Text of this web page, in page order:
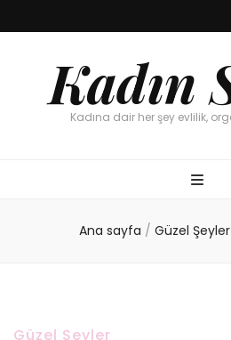
Kadın
Kadına dair her şey evlilik,
Ana sayfa / Güzel Şeyler
Güzel Şeyler